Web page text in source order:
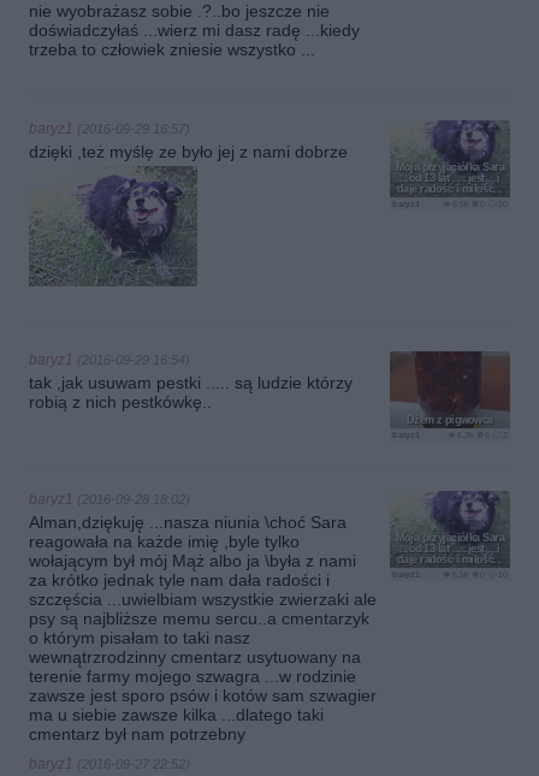
nie wyobrażasz sobie .?..bo jeszcze nie
doświadczyłaś ...wierz mi dasz radę ...kiedy
trzeba to człowiek zniesie wszystko ...
Moja przyjaciółka Sara
...od 13 lat .....jest ...i
daje radość i miłość...
baryz1
baryz1 (2016-09-29 16:57)
dzięki ,też myślę ze było jej z nami dobrze
Dżem z pigwowca
baryz1
baryz1 (2016-09-29 16:54)
tak ,jak usuwam pestki ..... są ludzie którzy
robią z nich pestkówkę..
Moja przyjaciółka Sara
...od 13 lat .....jest ...i
daje radość i miłość...
baryz1
baryz1 (2016-09-28 18:02)
Alman,dziękuję ...nasza niunia \choć Sara
reagowała na każde imię ,byle tylko
wołającym był mój Mąż albo ja \była z nami
za krótko jednak tyle nam dała radości i
szczęścia ...uwielbiam wszystkie zwierzaki ale
psy są najbliższe memu sercu..a cmentarzyk
o którym pisałam to taki nasz
wewnątrzrodzinny cmentarz usytuowany na
terenie farmy mojego szwagra ...w rodzinie
zawsze jest sporo psów i kotów sam szwagier
ma u siebie zawsze kilka ...dlatego taki
cmentarz był nam potrzebny
baryz1 (2016-09-27 22:52)